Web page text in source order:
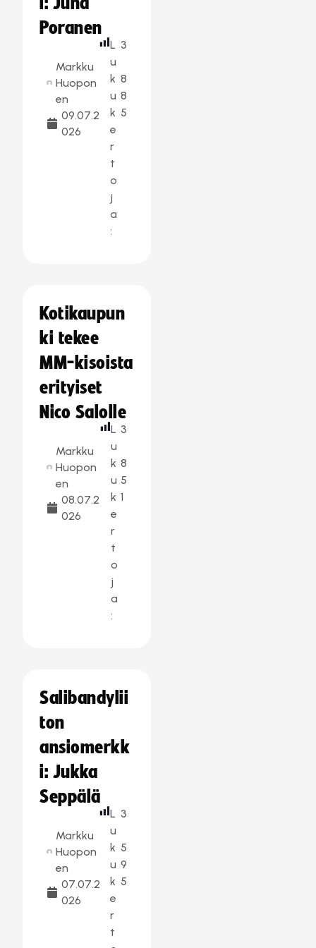
Poranen
Markku
Huopon
en
09.07.2
026
L
u
k
u
k
e
r
t
o
j
a
:
3
8
8
5
Kotikaupun
ki tekee
MM-kisoista
erityiset
Nico Salolle
Markku
Huopon
en
08.07.2
026
L
u
k
u
k
e
r
t
o
j
a
:
3
8
5
1
Salibandylii
ton
ansiomerkk
i: Jukka
Seppälä
Markku
Huopon
en
07.07.2
026
L
u
k
u
k
e
r
t
3
5
9
5